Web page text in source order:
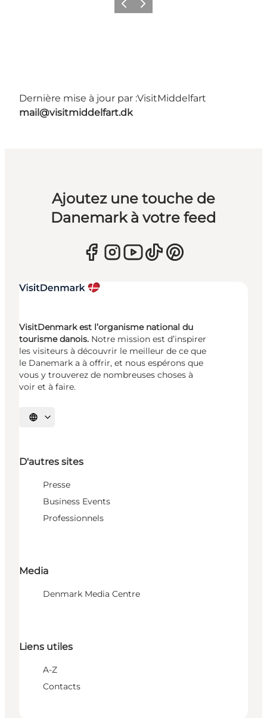
PrécédentSuivant
Dernière mise à jour par :VisitMiddelfart
mail@visitmiddelfart.dk
Ajoutez une touche de
Danemark à votre feed
VisitDenmark est l’organisme national du
tourisme danois. Notre mission est d’inspirer
les visiteurs à découvrir le meilleur de ce que
le Danemark a à offrir, et nous espérons que
vous y trouverez de nombreuses choses à
voir et à faire.
Choisissez la langue
D'autres sites
Presse
Business Events
Professionnels
Media
Denmark Media Centre
Liens utiles
A-Z
Contacts